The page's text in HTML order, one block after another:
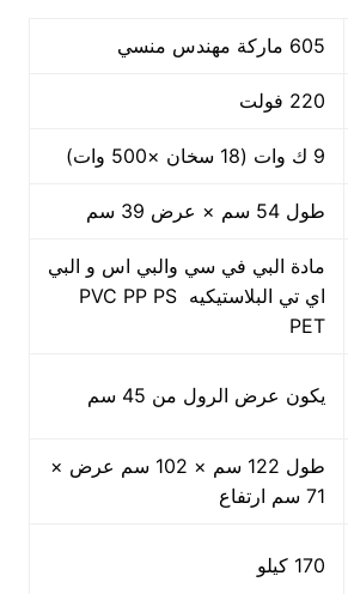
605 ماركة مهندس منسي
220 فولت
9 ك وات (18 سخان ×500 وات)
طول 54 سم × عرض 39 سم
مادة البي في سي والبي اس و البي
اي تي البلاستيكيه PVC PP PS
PET
يكون عرض الرول من 45 سم
طول 122 سم × 102 سم عرض ×
71 سم ارتفاع
170 كيلو